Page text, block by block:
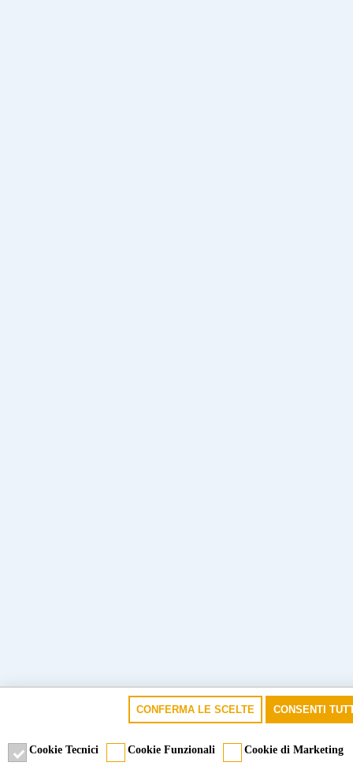
CONFERMA LE SCELTE CONSENTI
Cookie Tecnici Cookie Funzionali Cookie di Marketing